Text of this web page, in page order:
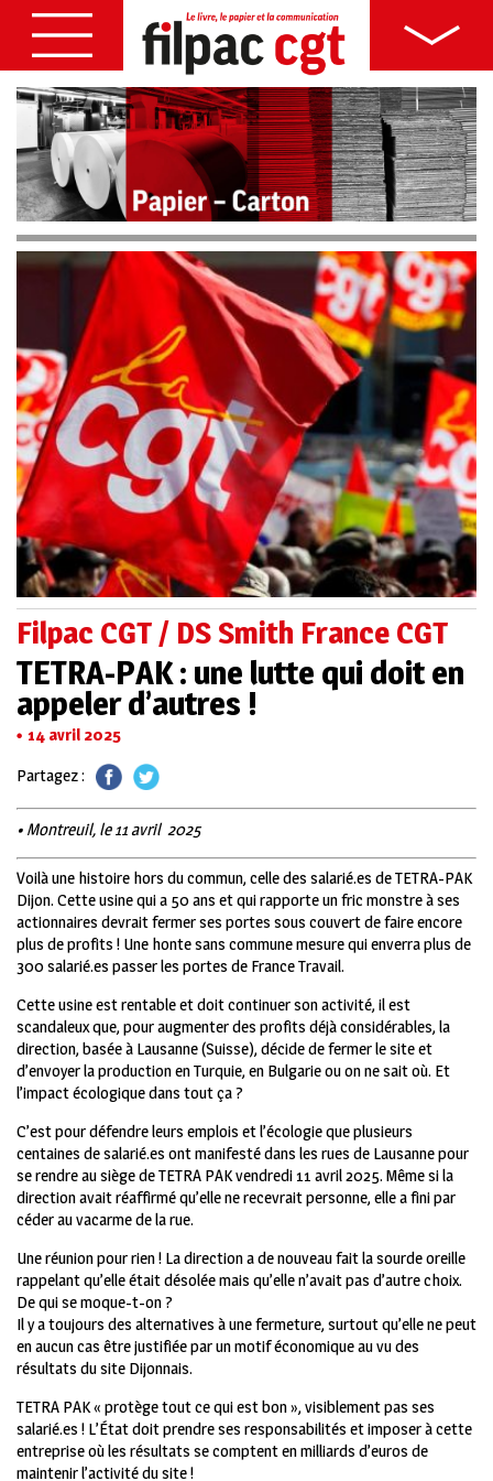
Filpac CGT / DS Smith France CGT
TETRA-PAK : une lutte qui doit en
appeler d’autres !
14 avril 2025
Partagez :
• Montreuil, le 11 avril 2025
Voilà une histoire hors du commun, celle des salarié.es de TETRA-PAK
Dijon. Cette usine qui a 50 ans et qui rapporte un fric monstre à ses
actionnaires devrait fermer ses portes sous couvert de faire encore
plus de profits ! Une honte sans commune mesure qui enverra plus de
300 salarié.es passer les portes de France Travail.
Cette usine est rentable et doit continuer son activité, il est
scandaleux que, pour augmenter des profits déjà considérables, la
direction, basée à Lausanne (Suisse), décide de fermer le site et
d’envoyer la production en Turquie, en Bulgarie ou on ne sait où. Et
l’impact écologique dans tout ça ?
C’est pour défendre leurs emplois et l’écologie que plusieurs
centaines de salarié.es ont manifesté dans les rues de Lausanne pour
se rendre au siège de TETRA PAK vendredi 11 avril 2025. Même si la
direction avait réaffirmé qu’elle ne recevrait personne, elle a fini par
céder au vacarme de la rue.
Une réunion pour rien ! La direction a de nouveau fait la sourde oreille
rappelant qu’elle était désolée mais qu’elle n’avait pas d’autre choix.
De qui se moque-t-on ?
Il y a toujours des alternatives à une fermeture, surtout qu’elle ne peut
en aucun cas être justifiée par un motif économique au vu des
résultats du site Dijonnais.
TETRA PAK « protège tout ce qui est bon », visiblement pas ses
salarié.es ! L’État doit prendre ses responsabilités et imposer à cette
entreprise où les résultats se comptent en milliards d’euros de
maintenir l’activité du site !